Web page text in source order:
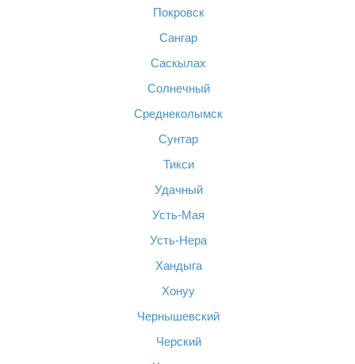
Покровск
Сангар
Саскылах
Солнечный
Среднеколымск
Сунтар
Тикси
Удачный
Усть-Мая
Усть-Нера
Хандыга
Хонуу
Чернышевский
Черский